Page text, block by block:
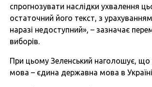
спрогнозувати наслідки ухвалення
остаточний його текст, з
наразі недоступний», – зазначає
виборів.
При цьому Зеленський наголошує, що
мова – єдина державна мова в